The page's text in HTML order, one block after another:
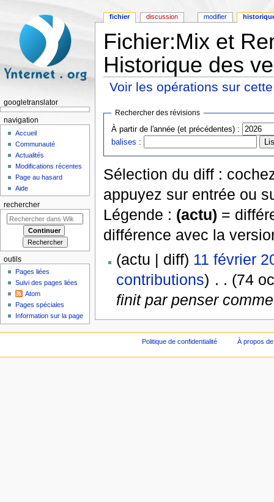
Fichier:Mix et
Historique des
Voir les opérations sur
Rechercher des révisions
À partir de l'année (et précédentes) :
balises :
Sélection du diff :
appuyez sur entrée ou
Légende : (actu) =
différence avec la
(actu | diff) 11 février
contributions) . . (74
finit par penser
fichier discussion modifier
googletranslator
navigation
Accueil
Communauté
Actualités
Modifications récentes
Page au hasard
Aide
rechercher
outils
Pages liées
Suivi des pages liées
Atom
Pages spéciales
Information sur la page
Politique de confidentialité À propos